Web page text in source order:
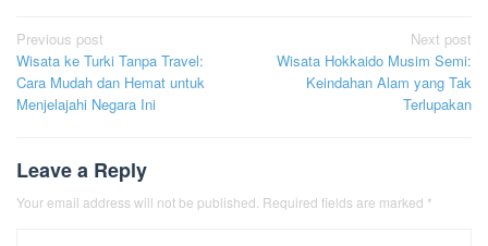
Post
navigation
Previous post
Wisata ke Turki Tanpa Travel:
Cara Mudah dan Hemat untuk
Menjelajahi Negara Ini
Next post
Wisata Hokkaido Musim Semi:
Keindahan Alam yang Tak
Terlupakan
Leave a Reply
Your email address will not be published. Required fields are marked *